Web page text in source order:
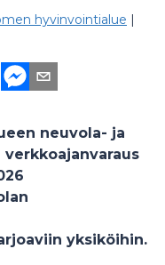
hyvinvointialue |
neuvola- ja
yksiköihin.